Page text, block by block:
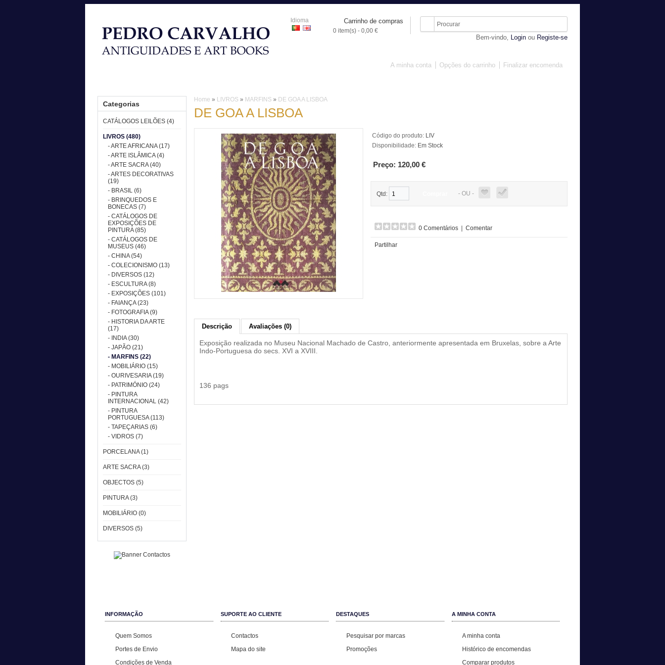
Idioma Carrinho de compras
0 item(s) - 0,00 €
Bem-vindo, Login ou Registe-se
A minha conta Opções do carrinho Finalizar encomenda
Categorias
CATÁLOGOS LEILÕES (4)
LIVROS (480)
- ARTE AFRICANA (17)
- ARTE ISLÂMICA (4)
- ARTE SACRA (40)
- ARTES DECORATIVAS
(19)
- BRASIL (6)
- BRINQUEDOS E
BONECAS (7)
- CATÁLOGOS DE
EXPOSIÇÕES DE
PINTURA (85)
- CATÁLOGOS DE
MUSEUS (46)
- CHINA (54)
- COLECIONISMO (13)
- DIVERSOS (12)
- ESCULTURA (8)
- EXPOSIÇÕES (101)
- FAIANÇA (23)
- FOTOGRAFIA (9)
- HISTORIA DA ARTE
(17)
- INDIA (30)
- JAPÃO (21)
- MARFINS (22)
- MOBILIÁRIO (15)
- OURIVESARIA (19)
- PATRIMÓNIO (24)
- PINTURA
INTERNACIONAL (42)
- PINTURA
PORTUGUESA (113)
- TAPEÇARIAS (6)
- VIDROS (7)
PORCELANA (1)
ARTE SACRA (3)
OBJECTOS (5)
PINTURA (3)
MOBILIÁRIO (0)
DIVERSOS (5)
Home » LIVROS » MARFINS » DE GOA A LISBOA
DE GOA A LISBOA
Código do produto: LIV
Disponibilidade: Em Stock
Preço: 120,00 €
Qtd: - OU -
0 Comentários Comentar
Partilhar
Descrição Avaliações (0)
Exposição realizada no Museu Nacional Machado de Castro, anteriormente apresentada em Bruxelas, sobre a Arte
Indo-Portuguesa do secs. XVI a XVIII.
136 pags
INFORMAÇÃO
Quem Somos
Portes de Envio
Condições de Venda
SUPORTE AO CLIENTE
Contactos
Mapa do site
DESTAQUES
Pesquisar por marcas
Promoções
A MINHA CONTA
A minha conta
Histórico de encomendas
Comparar produtos